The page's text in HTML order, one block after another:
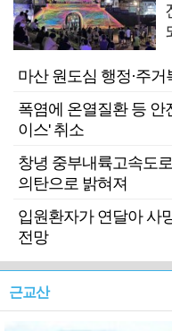
마산 원도심 행정·주
폭염에 온열질환 등 안
이스' 취소
창녕 중부내륙고속도
의탄으로 밝혀져
입원환자가 연달아 사
전망
근교산